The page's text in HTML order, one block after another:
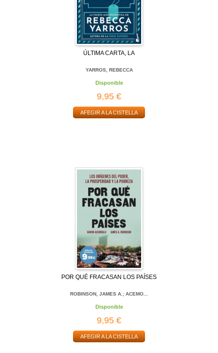
ÚLTIMA CARTA, LA
YARROS, REBECCA
Disponible
9,95 €
AFEGIR A LA CISTELLA
POR QUÉ FRACASAN LOS PAÍSES
ROBINSON, JAMES A.; ACEMO...
Disponible
9,95 €
AFEGIR A LA CISTELLA